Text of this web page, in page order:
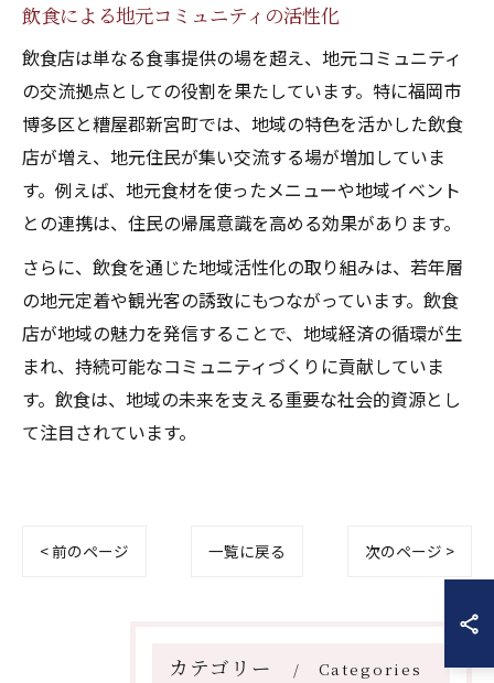
飲食による地元コミュニティの活性化
飲食店は単なる食事提供の場を超え、地元コミュニティ
の交流拠点としての役割を果たしています。特に福岡市
博多区と糟屋郡新宮町では、地域の特色を活かした飲食
店が増え、地元住民が集い交流する場が増加していま
す。例えば、地元食材を使ったメニューや地域イベント
との連携は、住民の帰属意識を高める効果があります。
さらに、飲食を通じた地域活性化の取り組みは、若年層
の地元定着や観光客の誘致にもつながっています。飲食
店が地域の魅力を発信することで、地域経済の循環が生
まれ、持続可能なコミュニティづくりに貢献していま
す。飲食は、地域の未来を支える重要な社会的資源とし
て注目されています。
< 前のページ 一覧に戻る 次のページ >
カテゴリー Categories